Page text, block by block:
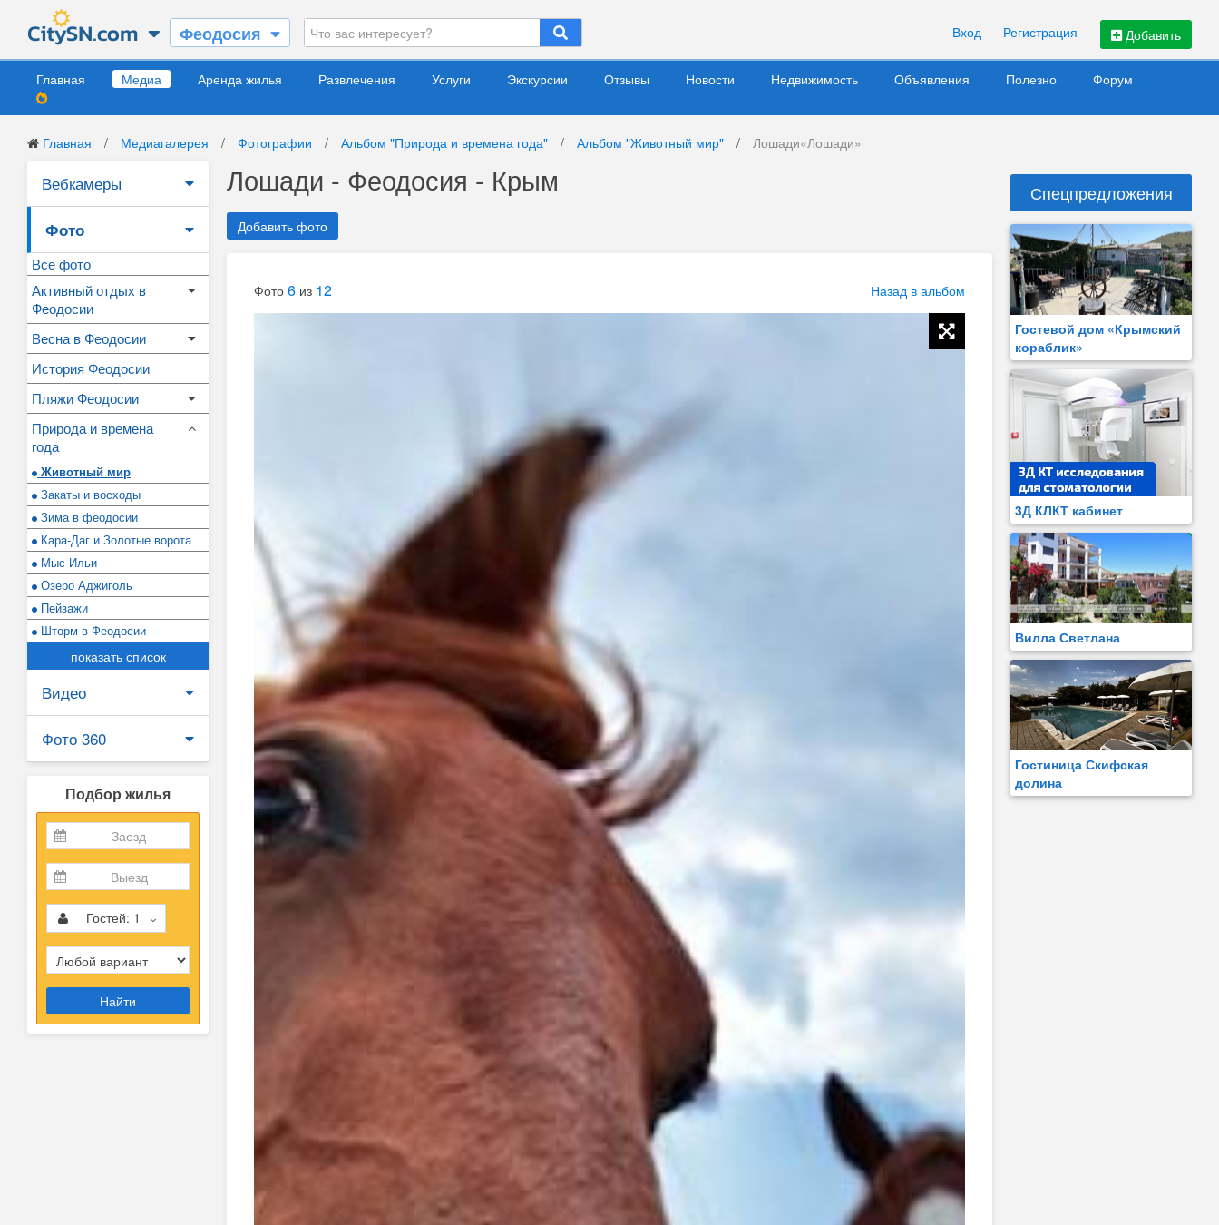
Феодосия Добавить
Вход Регистрация
Главная Медиа Аренда жилья Развлечения Услуги Экскурсии Отзывы Новости Недвижимость Объявления Полезно Форум
Главная / Медиагалерея / Фотографии / Альбом "Природа и времена года" / Альбом "Животный мир" / Лошади«Лошади»
Вебкамеры
Фото
Все фото
Активный отдых в
Феодосии
Весна в Феодосии
История Феодосии
Пляжи Феодосии
Природа и времена
года
Животный мир
Закаты и восходы
Зима в феодосии
Кара-Даг и Золотые ворота
Мыс Ильи
Озеро Аджиголь
Пейзажи
Шторм в Феодосии
показать список
Видео
Фото 360
Подбор жилья
Гостей: 1
Найти
Лошади - Феодосия - Крым
Добавить фото
Фото 6 из 12 Назад в альбом
Спецпредложения
Гостевой дом «Крымский
кораблик»
3Д КЛКТ кабинет
Вилла Светлана
Гостиница Скифская
долина